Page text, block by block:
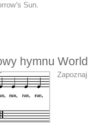
Sun.
hymnu